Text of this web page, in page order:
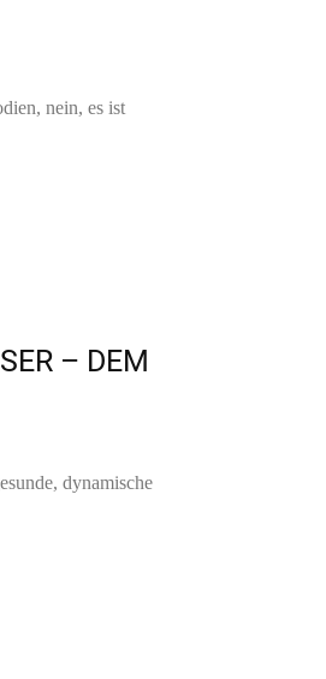
nein, es ist
– DEM
dynamische